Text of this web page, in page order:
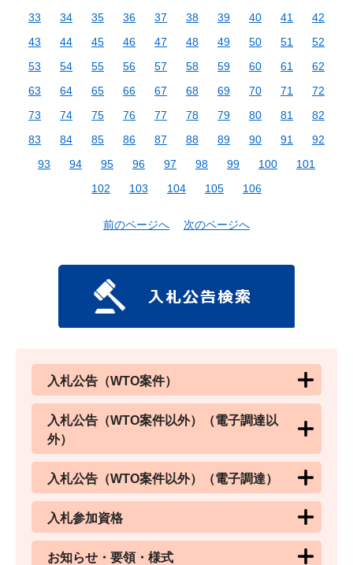
33
34 35 36 37 38 39 40 41
42
43
44 45 46 47 48 49 50 51
52
53
54 55 56 57 58 59 60 61
62
63
64 65 66 67 68 69 70 71
72
73
74 75 76 77 78 79 80 81
82
83
84 85 86 87 88 89 90 91
92
93
94 95 96 97 98 99 100
101
102
103 104 105 106
前のページへ 次のページへ
入札公告（WTO案件）
入札公告（WTO案件以外）（電子調達以
外）
入札公告（WTO案件以外）（電子調達）
入札参加資格
お知らせ・要領・様式